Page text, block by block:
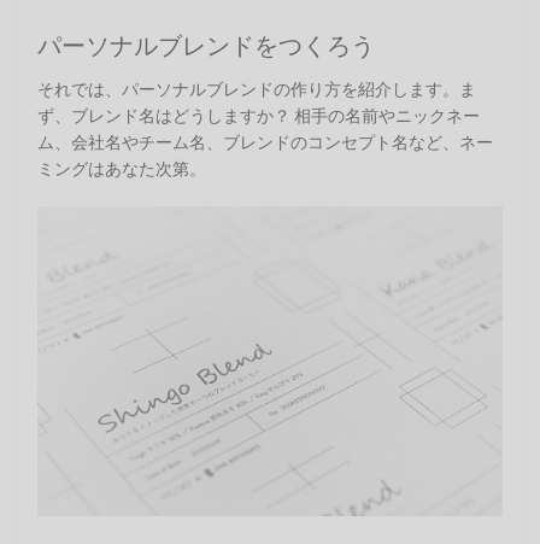
パーソナルブレンドをつくろう
それでは、パーソナルブレンドの作り方を紹介します。ま
ず、ブレンド名はどうしますか？ 相手の名前やニックネー
ム、会社名やチーム名、ブレンドのコンセプト名など、ネー
ミングはあなた次第。